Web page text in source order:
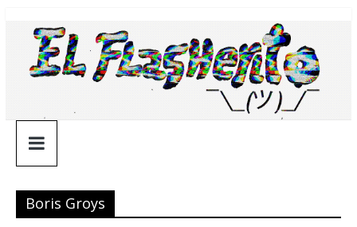
contenido
¯\_(ツ)_/
¯
Boris Groys